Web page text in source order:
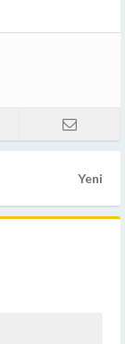
Yeni